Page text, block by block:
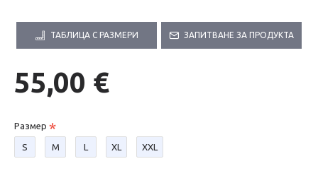
ТАБЛИЦА С РАЗМЕРИ ЗАПИТВАНЕ ЗА ПРОДУКТА
55,00 €
Размер
S М L XL XXL